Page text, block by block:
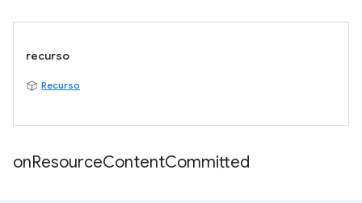
recurso
Recurso
onResourceContentCommitted